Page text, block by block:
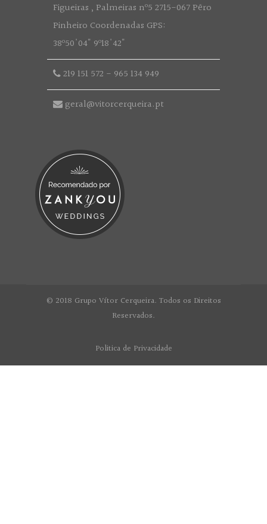
Figueiras , Palmeiras nº5 2715-067 Pêro
Pinheiro Coordenadas GPS:
38º50'04" 9º18'42"
219 151 572 - 965 134 949
geral@vitorcerqueira.pt
© 2018 Grupo Vítor Cerqueira. Todos os Direitos
Reservados.
Politica de Privacidade